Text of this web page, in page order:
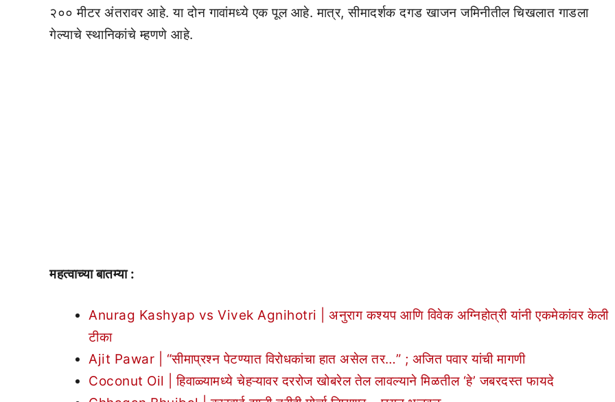
२०० मीटर अंतरावर आहे. या दोन गावांमध्ये एक पूल आहे. मात्र, सीमादर्शक दगड खाजन जमिनीतील चिखलात गाडला
गेल्याचे स्थानिकांचे म्हणणे आहे.
महत्वाच्या बातम्या :
Anurag Kashyap vs Vivek Agnihotri | अनुराग कश्यप आणि विवेक अग्निहोत्री यांनी एकमेकांवर केली
टीका
Ajit Pawar | “सीमाप्रश्न पेटण्यात विरोधकांचा हात असेल तर…” ; अजित पवार यांची मागणी
Coconut Oil | हिवाळ्यामध्ये चेहऱ्यावर दररोज खोबरेल तेल लावल्याने मिळतील ‘हे’ जबरदस्त फायदे